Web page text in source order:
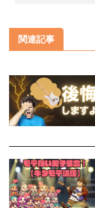
関連記事